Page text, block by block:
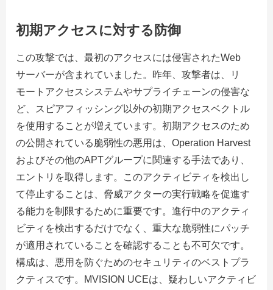
初期アクセスに対する防御
この攻撃では、最初のアクセスには侵害されたWeb
サーバーが含まれていました。昨年、攻撃者は、リ
モートアクセスシステムやサプライチェーンの侵害な
ど、スピアフィッシング以外の初期アクセスベクトル
を使用することが増えています。 初期アクセスのため
の公開されている脆弱性の悪用は、Operation Harvest
およびその他のAPTグループに関連する手法であり、
エントリを取得します。このアクティビティを検出し
て停止することは、脅威アクターの実行戦略を促進す
る能力を制限するために重要です。進行中のアクティ
ビティを検出するだけでなく、重大な脆弱性にパッチ
が適用されていることを確認することも不可欠です。
構成は、悪用を防ぐためのセキュリティのベストプラ
クティスです。MVISION UCEは、疑わしいアクティビ